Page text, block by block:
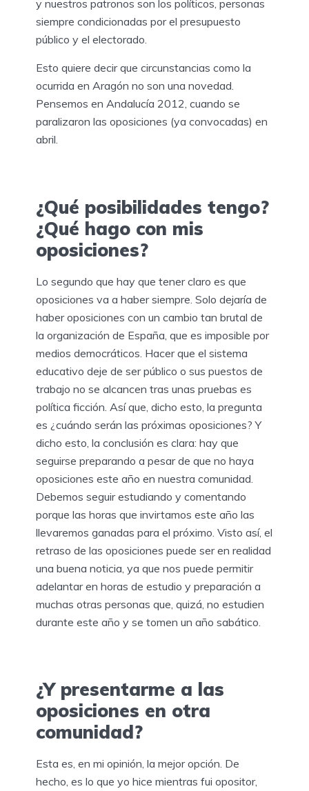
y nuestros patronos son los políticos, personas
siempre condicionadas por el presupuesto
público y el electorado.
Esto quiere decir que circunstancias como la
ocurrida en Aragón no son una novedad.
Pensemos en Andalucía 2012, cuando se
paralizaron las oposiciones (ya convocadas) en
abril.
¿Qué posibilidades tengo?
¿Qué hago con mis
oposiciones?
Lo segundo que hay que tener claro es que
oposiciones va a haber siempre. Solo dejaría de
haber oposiciones con un cambio tan brutal de
la organización de España, que es imposible por
medios democráticos. Hacer que el sistema
educativo deje de ser público o sus puestos de
trabajo no se alcancen tras unas pruebas es
política ficción. Así que, dicho esto, la pregunta
es ¿cuándo serán las próximas oposiciones? Y
dicho esto, la conclusión es clara: hay que
seguirse preparando a pesar de que no haya
oposiciones este año en nuestra comunidad.
Debemos seguir estudiando y comentando
porque las horas que invirtamos este año las
llevaremos ganadas para el próximo. Visto así, el
retraso de las oposiciones puede ser en realidad
una buena noticia, ya que nos puede permitir
adelantar en horas de estudio y preparación a
muchas otras personas que, quizá, no estudien
durante este año y se tomen un año sabático.
¿Y presentarme a las
oposiciones en otra
comunidad?
Esta es, en mi opinión, la mejor opción. De
hecho, es lo que yo hice mientras fui opositor,